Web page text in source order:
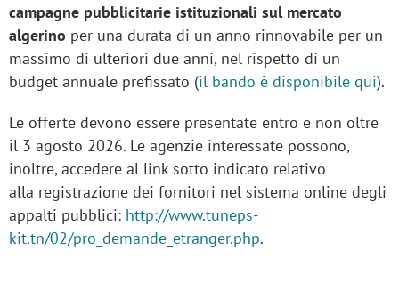
campagne pubblicitarie istituzionali sul mercato
algerino per una durata di un anno rinnovabile per un
massimo di ulteriori due anni, nel rispetto di un
budget annuale prefissato (il bando è disponibile qui).
Le offerte devono essere presentate entro e non oltre
il 3 agosto 2026. Le agenzie interessate possono,
inoltre, accedere al link sotto indicato relativo
alla registrazione dei fornitori nel sistema online degli
appalti pubblici: http://www.tuneps-
kit.tn/02/pro_demande_etranger.php.